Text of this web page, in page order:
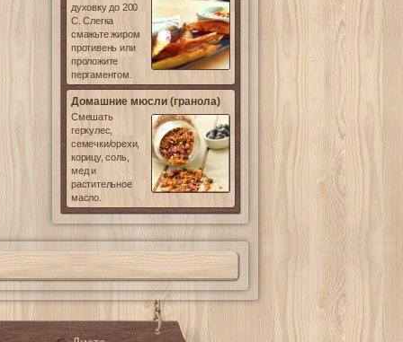
духовку до 200
С. Слегка
смажьте жиром
противень или
проложите
пергаментом.
Домашние мюсли (гранола)
Смешать
геркулес,
семечки/орехи,
корицу, соль,
мед и
растительное
масло.